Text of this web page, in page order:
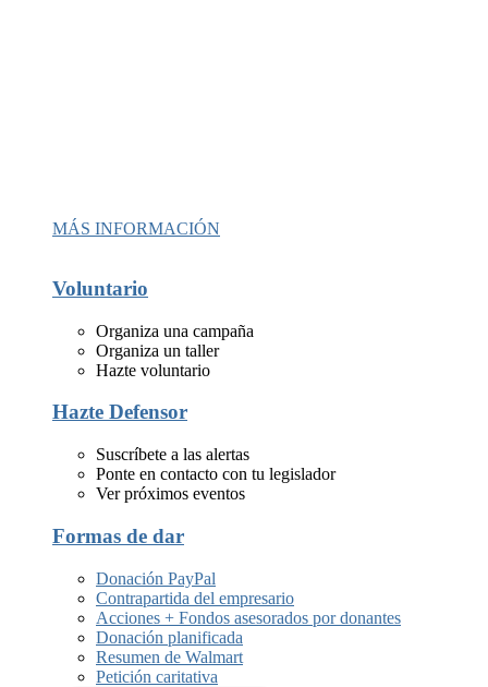
MÁS INFORMACIÓN
Voluntario
Organiza una campaña
Organiza un taller
Hazte voluntario
Hazte Defensor
Suscríbete a las alertas
Ponte en contacto con tu legislador
Ver próximos eventos
Formas de dar
Donación PayPal
Contrapartida del empresario
Acciones + Fondos asesorados por donantes
Donación planificada
Resumen de Walmart
Petición caritativa